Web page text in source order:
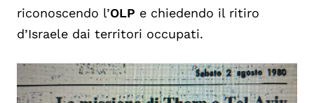
riconoscendo l’OLP e chiedendo il ritiro
d’Israele dai territori occupati.